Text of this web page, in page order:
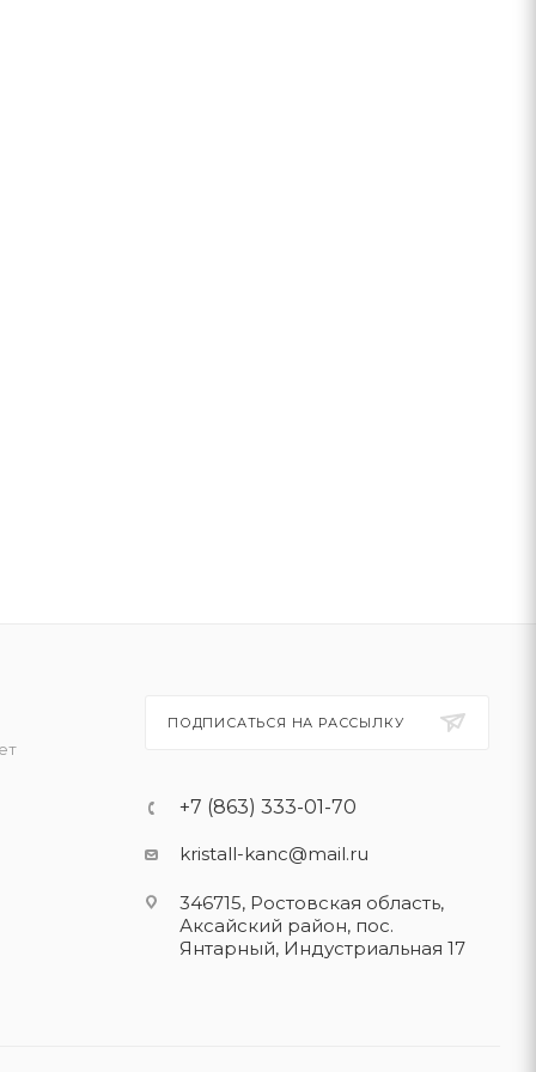
ПОДПИСАТЬСЯ НА РАССЫЛКУ
+7 (863) 333-01-70
kristall-kanc@mail.ru
346715, Ростовская область​,
Аксайский район, пос.
Янтарный, Индустриальная 17